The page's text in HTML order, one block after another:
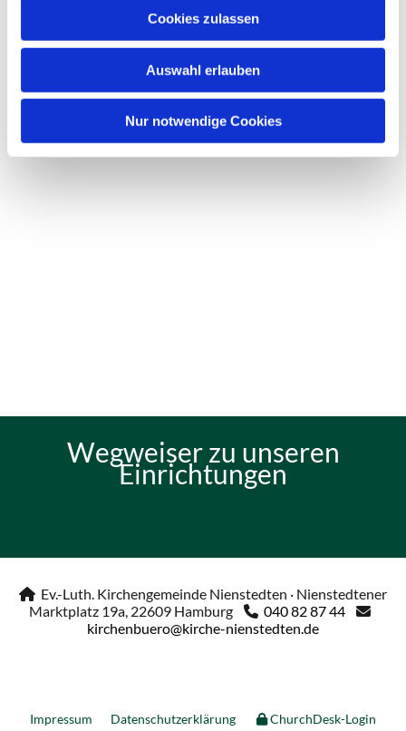
Cookies zulassen
Auswahl erlauben
Nur notwendige Cookies
Wegweiser zu unseren
Einrichtungen
 Ev.-Luth. Kirchengemeinde Nienstedten · Nienstedtener
Marktplatz 19a, 22609 Hamburg
 040 82 87 44 
kirchenbuero@kirche-nienstedten.de
Impressum Datenschutzerklärung ChurchDesk-Login